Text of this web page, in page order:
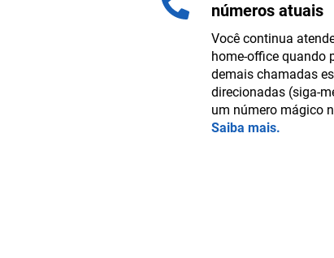
números atuais
Você continua
home-office quando
demais chamadas
direcionadas (siga-
um número mágico
Saiba mais.